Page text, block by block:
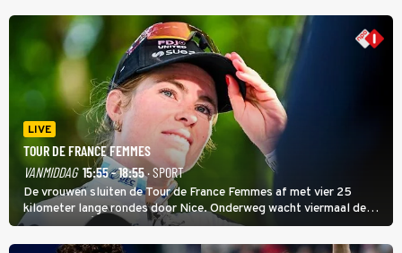
LIVE
TOUR DE FRANCE FEMMES
VANMIDDAG 15:55 - 18:55· SPORT
De vrouwen sluiten de Tour de France Femmes af met vier 25
kilometer lange rondes door Nice. Onderweg wacht viermaal de
zware Col d'Èze. Aan de finish op de Promenade des Anglais krijgt
de eindwinnaar de laatste gele trui.